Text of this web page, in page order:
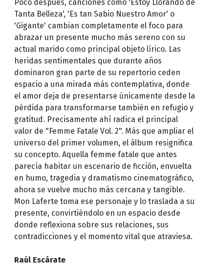
Poco después, canciones como 'Estoy Llorando de
Tanta Belleza', 'Es tan Sabio Nuestro Amor' o
'Gigante' cambian completamente el foco para
abrazar un presente mucho más sereno con su
actual marido como principal objeto lírico. Las
heridas sentimentales que durante años
dominaron gran parte de su repertorio ceden
espacio a una mirada más contemplativa, donde
el amor deja de presentarse únicamente desde la
pérdida para transformarse también en refugio y
gratitud. Precisamente ahí radica el principal
valor de "Femme Fatale Vol. 2". Más que ampliar el
universo del primer volumen, el álbum resignifica
su concepto. Aquella femme fatale que antes
parecía habitar un escenario de ficción, envuelta
en humo, tragedia y dramatismo cinematográfico,
ahora se vuelve mucho más cercana y tangible.
Mon Laferte toma ese personaje y lo traslada a su
presente, convirtiéndolo en un espacio desde
donde reflexiona sobre sus relaciones, sus
contradicciones y el momento vital que atraviesa.
Raúl Escárate